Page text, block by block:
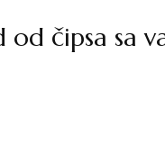
od čipsa sa